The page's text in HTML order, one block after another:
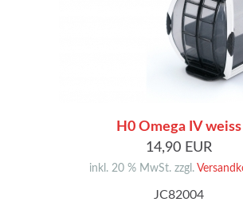
H0 Omega IV weiss
14,90 EUR
inkl. 20 % MwSt. zzgl.
JC82004